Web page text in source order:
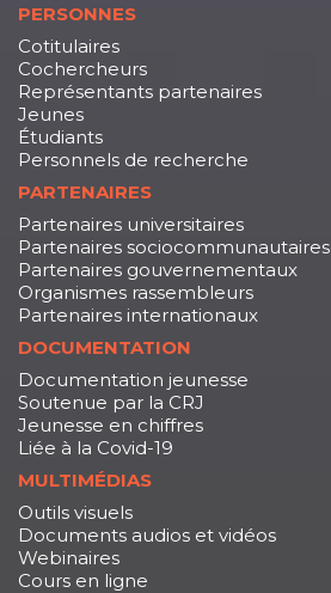
PERSONNES
Cotitulaires
Cochercheurs
Représentants partenaires
Jeunes
Étudiants
Personnels de recherche
PARTENAIRES
Partenaires universitaires
Partenaires sociocommunautaires
Partenaires gouvernementaux
Organismes rassembleurs
Partenaires internationaux
DOCUMENTATION
Documentation jeunesse
Soutenue par la CRJ
Jeunesse en chiffres
Liée à la Covid-19
MULTIMÉDIAS
Outils visuels
Documents audios et vidéos
Webinaires
Cours en ligne